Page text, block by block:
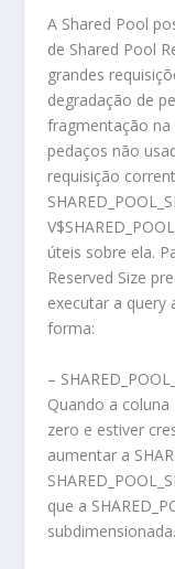
A Shared Pool
de Shared Pool
grandes
degradação de
fragmentação na
pedaços não
requisição
úteis sobre ela.
Reserved Size
executar a query
forma:
–
Quando a coluna
zero e estiver
aumentar a
que a
subdimensionada.